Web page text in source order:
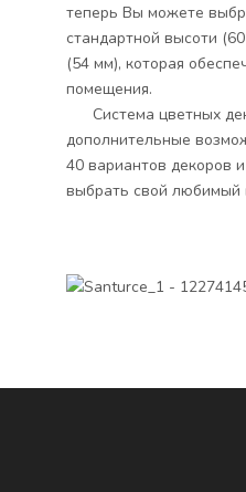
теперь Вы можете
стандартной высоти
(54 мм), которая
помещения.
Система цветных
дополнительные
40 вариантов декоров
выбрать свой любимый